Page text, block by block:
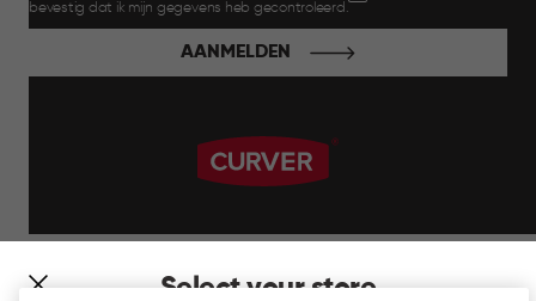
Select your store
bevestig dat ik mijn gegevens heb gecontroleerd.
AANMELDEN